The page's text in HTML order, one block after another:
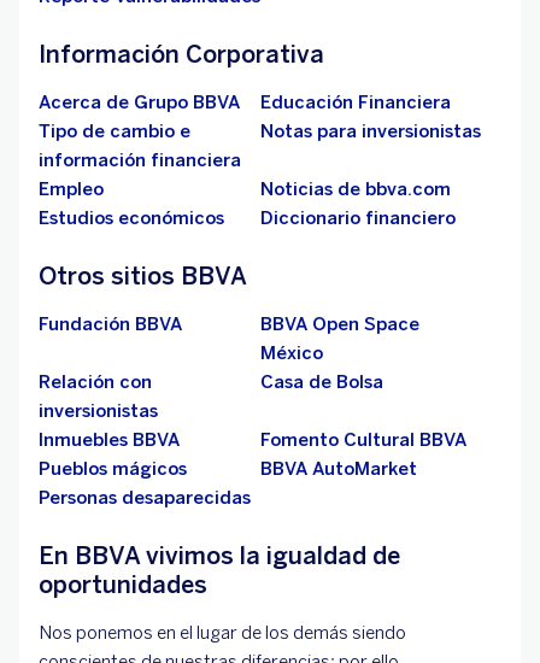
Información Corporativa
Acerca de Grupo BBVA
Educación Financiera
Tipo de cambio e
información financiera
Notas para inversionistas
Empleo
Noticias de bbva.com
Estudios económicos
Diccionario financiero
Otros sitios BBVA
Fundación BBVA
BBVA Open Space
México
Relación con
inversionistas
Casa de Bolsa
Inmuebles BBVA
Fomento Cultural BBVA
Pueblos mágicos
BBVA AutoMarket
Personas desaparecidas
En BBVA vivimos la igualdad de
oportunidades
Nos ponemos en el lugar de los demás siendo